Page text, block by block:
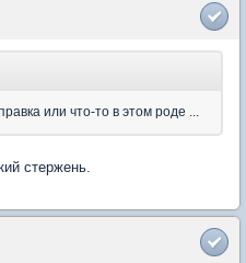
или что-то в этом роде ...
стержень.